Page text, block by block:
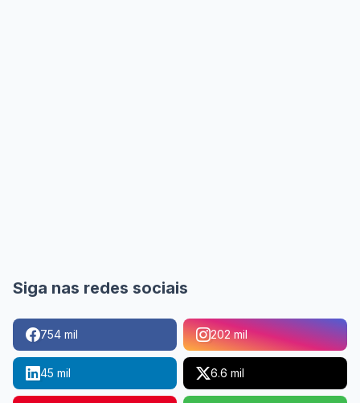
Siga nas redes sociais
754 mil 202 mil
45 mil 6.6 mil